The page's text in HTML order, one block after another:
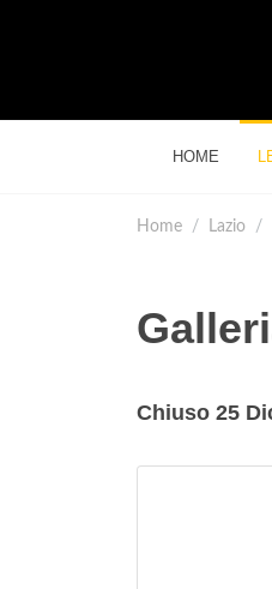
HOME
Home Lazio
Chiuso 25